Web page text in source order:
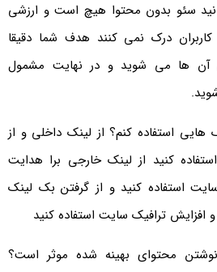
سئو بدون محتوا هیچ است و ارزشی
درک نمی کنند هدف شما دقیقا
ها می شوید و در نهایت مشمول
هایی استفاده کنم؟ از لینک داخلی و از
کنید از لینک خارجی برا هدایت
استفاده کنید و از گرفتن بک لینک
افزایش ترافیک سایت استفاده کنید
محتوای بهینه شده موثر است؟